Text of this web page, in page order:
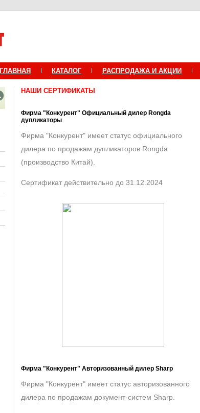
ГЛАВНАЯ КАТАЛОГ РАСПРОДАЖА И АКЦИИ
НАШИ СЕРТИФИКАТЫ
Фирма "Конкурент" Официальный дилер Rongda
дупликаторы
Фирма "Конкурент" имеет статус официального
дилера по продажам дупликаторов Rongda
(производство Китай).
Сертификат действительно до 31.12.2024
Фирма "Конкурент" Авторизованный дилер Sharp
Фирма "Конкурент" имеет статус авторизованного
дилера по продажам документ-систем Sharp.